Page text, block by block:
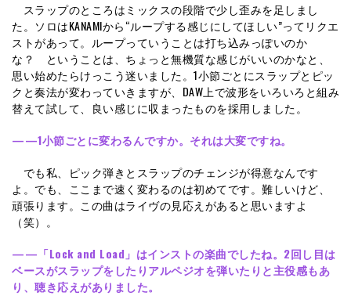
スラップのところはミックスの段階で少し歪みを足しまし
た。ソロはKANAMIから“ループする感じにしてほしい”ってリクエ
ストがあって。ループっていうことは打ち込みっぽいのか
な？ ということは、ちょっと無機質な感じがいいのかなと、
思い始めたらけっこう迷いました。1小節ごとにスラップとピッ
クと奏法が変わっていきますが、DAW上で波形をいろいろと組み
替えて試して、良い感じに収まったものを採用しました。
——1小節ごとに変わるんですか。それは大変ですね。
でも私、ピック弾きとスラップのチェンジが得意なんです
よ。でも、ここまで速く変わるのは初めてです。難しいけど、
頑張ります。この曲はライヴの見応えがあると思いますよ
（笑）。
——「Lock and Load」はインストの楽曲でしたね。2回し目は
ベースがスラップをしたりアルペジオを弾いたりと主役感もあ
り、聴き応えがありました。